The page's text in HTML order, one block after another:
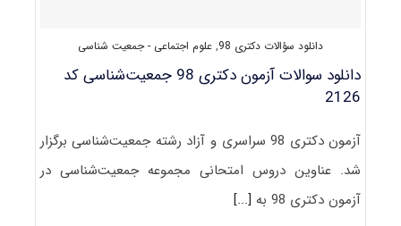
دانلود سؤالات دکتری 98 , علوم اجتماعی - جمعیت شناسی
دانلود سوالات آزمون دکتری 98 جمعیت‌شناسی کد
2126
آزمون دکتری 98 سراسری و آزاد رشته جمعیت‌شناسی برگزار
شد. عناوین دروس امتحانی مجموعه جمعیت‌شناسی در
آزمون دکتری 98 به
[...]